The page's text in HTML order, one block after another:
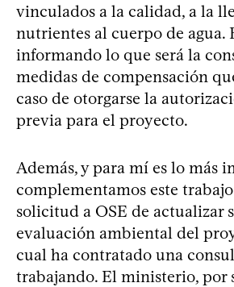
vinculados a la calidad, a la
nutrientes al cuerpo de agua.
informando lo que será la
medidas de compensación
caso de otorgarse la
previa para el proyecto.
Además, y para mí es lo más
complementamos este
solicitud a OSE de actualizar
evaluación ambiental del
cual ha contratado una
trabajando. El ministerio, por